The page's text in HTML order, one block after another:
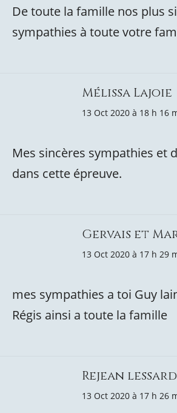
De toute la famille nos plus
sympathies à toute votre
Mélissa Lajoie
13 Oct 2020 à 18 h 16
Mes sincères sympathies et
dans cette épreuve.
Gervais et
13 Oct 2020 à 17 h 29
mes sympathies a toi Guy
Régis ainsi a toute la famille
Rejean lessard
13 Oct 2020 à 17 h 26